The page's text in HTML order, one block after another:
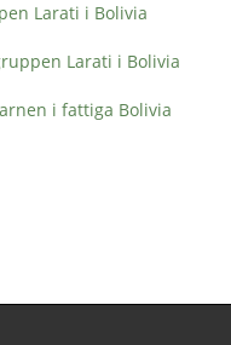
Larati i Bolivia
Larati i Bolivia
i fattiga Bolivia